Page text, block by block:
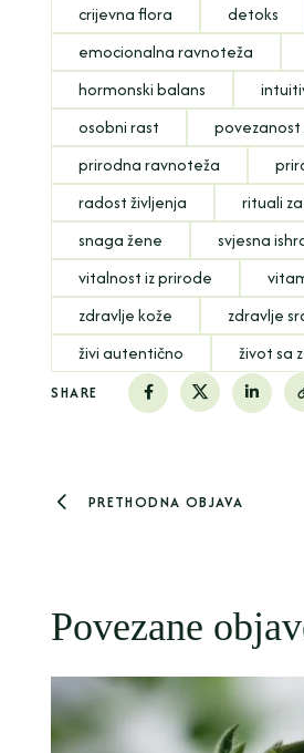
crijevna flora
detoks
emocionalna ravnoteža
hormonski balans
osobni rast
prirodna ravnoteža
radost življenja
rituali
snaga žene
svjesna
vitalnost iz prirode
zdravlje kože
zdravlje
živi autentično
život sa
SHARE
PRETHODNA OBJAVA
Povezane